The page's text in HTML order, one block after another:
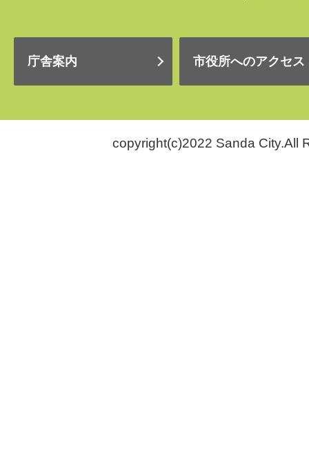
庁舎案内 市役所へのアクセス
copyright(c)2022 Sanda City.All